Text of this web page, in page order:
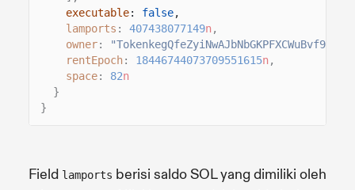
executable: false,
lamports : 407438077149n,
owner:
rentEpoch: 18446744073709551615n,
space: 82n
}
}
Field lamports berisi saldo SOL yang dimiliki oleh